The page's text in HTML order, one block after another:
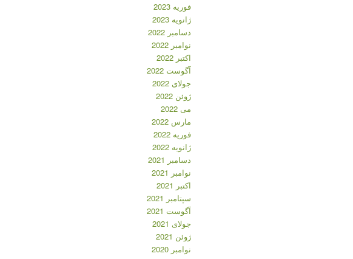
فوریه 2023
ژانویه 2023
دسامبر 2022
نوامبر 2022
اکتبر 2022
آگوست 2022
جولای 2022
ژوئن 2022
می 2022
مارس 2022
فوریه 2022
ژانویه 2022
دسامبر 2021
نوامبر 2021
اکتبر 2021
سپتامبر 2021
آگوست 2021
جولای 2021
ژوئن 2021
نوامبر 2020